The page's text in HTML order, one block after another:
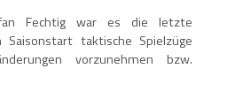
Fechtig war es die letzte
taktische Spielzüge
vorzunehmen bzw.